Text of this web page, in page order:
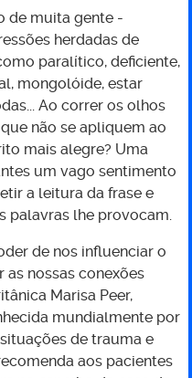
de muita gente -
herdadas de
paralítico, deficiente,
mongolóide, estar
Ao correr os olhos
não se apliquem ao
mais alegre? Uma
um vago sentimento
a leitura da frase e
palavras lhe provocam.
de nos influenciar o
nossas conexões
Marisa Peer,
mundialmente por
de trauma e
aos pacientes